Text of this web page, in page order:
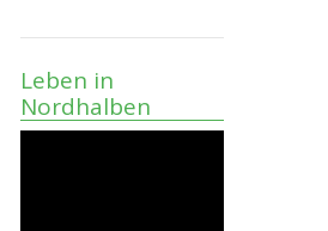
Leben in
Nordhalben